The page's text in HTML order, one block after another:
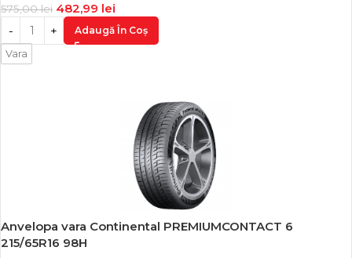
575,00lei 482,99 lei
Adaugă În Coș
Vara
-15%
Anvelopa vara Continental PREMIUMCONTACT 6
215/65R16 98H